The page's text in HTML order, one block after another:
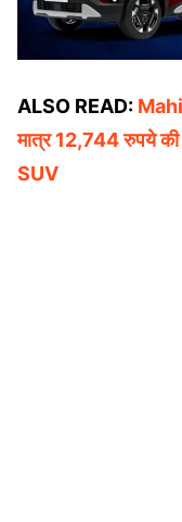
ALSO READ:
मात्र 12,744 रुपये
SUV